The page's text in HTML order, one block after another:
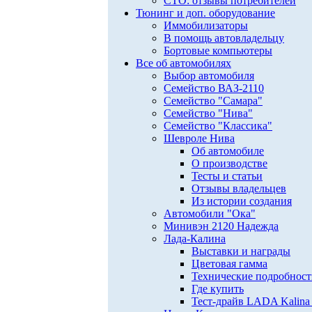
Тюнинг и доп. оборудование
Иммобилизаторы
В помощь автовладельцу
Бортовые компьютеры
Все об автомобилях
Выбор автомобиля
Семейство ВАЗ-2110
Семейство "Самара"
Семейство "Нива"
Семейство "Классика"
Шевроле Нива
Об автомобиле
О производстве
Тесты и статьи
Отзывы владельцев
Из истории создания
Автомобили "Ока"
Минивэн 2120 Надежда
Лада-Калина
Выставки и награды
Цветовая гамма
Технические
Где купить
Тест-драйв LADA Kalina